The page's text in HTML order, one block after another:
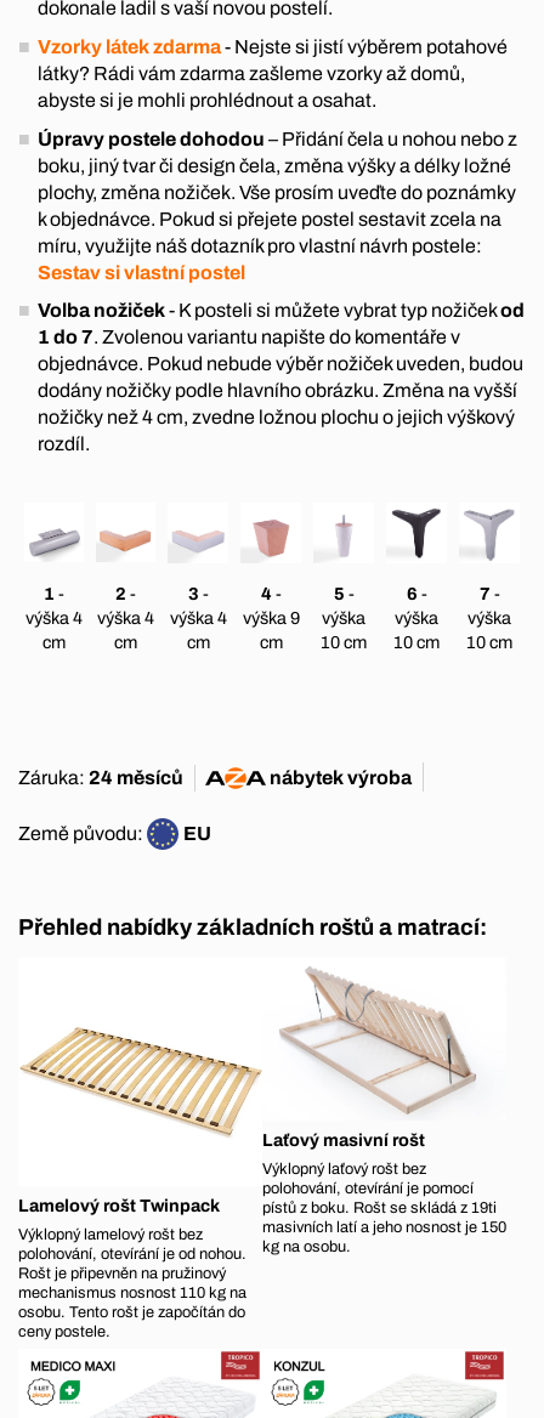
dokonale ladil s vaší novou postelí.
Vzorky látek zdarma- Nejste si jistí výběrem potahové
látky? Rádi vám zdarma zašleme vzorky až domů,
abyste si je mohli prohlédnout a osahat.
Úpravy postele dohodou – Přidání čela u nohou nebo z
boku, jiný tvar či design čela, změna výšky a délky ložné
plochy, změna nožiček. Vše prosím uveďte do poznámky
k objednávce. Pokud si přejete postel sestavit zcela na
míru, využijte náš dotazník pro vlastní návrh postele:
Sestav si vlastní postel
Volba nožiček- K posteli si můžete vybrat typ nožičekod
1 do 7. Zvolenou variantu napište do komentáře v
objednávce. Pokud nebude výběr nožiček uveden, budou
dodány nožičky podle hlavního obrázku. Změna na vyšší
nožičky než 4 cm, zvedne ložnou plochu o jejich výškový
rozdíl.
1 -
výška 4
cm
2 -
výška 4
cm
3 -
výška 4
cm
4 -
výška 9
cm
5 -
výška
10 cm
6 -
výška
10 cm
7 -
výška
10 cm
Záruka: 24 měsíců nábytekvýroba
Země původu: EU
Přehled nabídky základních roštů a matrací:
Lamelový rošt Twinpack
Výklopný lamelový rošt bez
polohování, otevírání je od nohou.
Rošt je připevněn na pružinový
mechanismus nosnost 110 kg na
osobu. Tento rošt je započítán do
ceny postele.
Laťový masivní rošt
Výklopný laťový rošt bez
polohování, otevírání je pomocí
pístů z boku. Rošt se skládá z 19ti
masivních latí a jeho nosnost je 150
kg na osobu.